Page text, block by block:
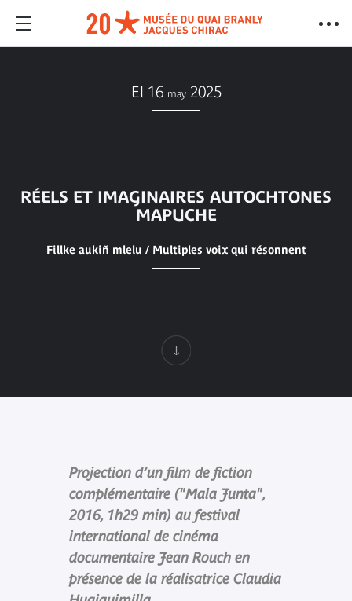
El 16 may 2025
RÉELS ET IMAGINAIRES AUTOCHTONES
MAPUCHE
Fillke aukiñ mlelu / Multiples voix qui résonnent
Projection d’un film de fiction
complémentaire ("Mala Junta",
2016, 1h29 min) au festival
international de cinéma
documentaire Jean Rouch en
présence de la réalisatrice Claudia